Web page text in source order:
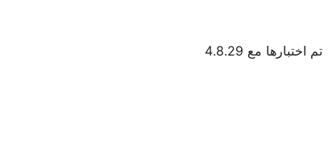
تم اختبارها مع 4.8.29